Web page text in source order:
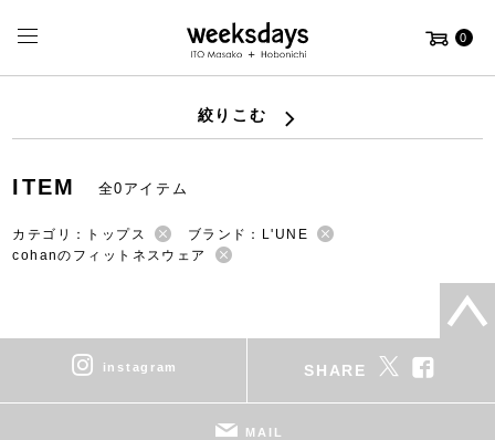
0
絞りこむ
ITEM 全0アイテム
カテゴリ：トップス
ブランド：L'UNE
cohanのフィットネスウェア
instagram SHARE
MAIL